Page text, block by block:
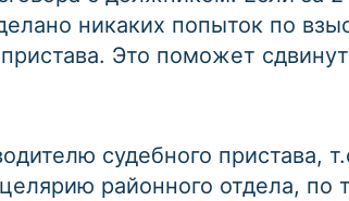
никаких попыток по
Это поможет
судебного пристава,
районного отдела,